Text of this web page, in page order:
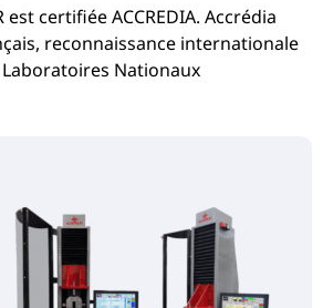
est certifiée ACCREDIA. Accrédia
reconnaissance internationale
Nationaux